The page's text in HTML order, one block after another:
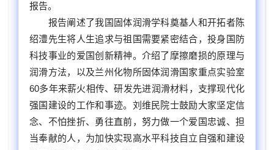
报告。
报告阐述了我国固体润滑学科奠基人和开拓者陈
绍澧先生将人生追求与祖国需要紧密结合，投身国防
科技事业的爱国创新精神。介绍了摩擦磨损的原理与
润滑方法，以及兰州化物所固体润滑国家重点实验室
60多年来薪火相传、研发先进润滑材料，支撑现代化
强国建设的工作和事迹。刘维民院士鼓励大家坚定信
念、不怕挫折、勇往直前，努力做一个爱国忠诚、担
当奉献的人，为加快实现高水平科技自立自强和建设